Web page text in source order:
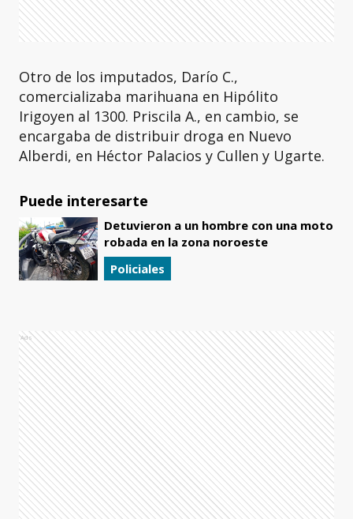
Otro de los imputados, Darío C.,
comercializaba marihuana en Hipólito
Irigoyen al 1300. Priscila A., en cambio, se
encargaba de distribuir droga en Nuevo
Alberdi, en Héctor Palacios y Cullen y Ugarte.
Puede interesarte
Detuvieron a un hombre con una moto
robada en la zona noroeste
Policiales
Ads